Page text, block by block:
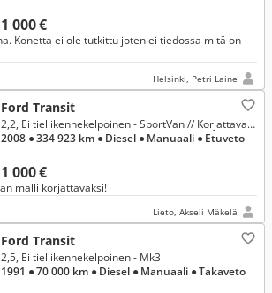
1 000 €
Konetta ei ole tutkittu joten ei tiedossa mitä on
Helsinki, Petri Laine
Ford Transit
1 000 €
2,2, Ei tieliikennekelpoinen - SportVan // Korjattavaksi!
2008 ● 334 923 km ● Diesel ● Manuaali ● Etuveto
malli korjattavaksi!
Lieto, Akseli Mäkelä
Ford Transit
2,5, Ei tieliikennekelpoinen - Mk3
1991 ● 70 000 km ● Diesel ● Manuaali ● Takaveto